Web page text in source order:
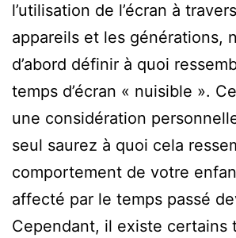
l’utilisation de l’écran à
appareils et les générations,
d’abord définir à quoi
temps d’écran « nuisible ».
une considération
seul saurez à quoi cela
comportement de votre
affecté par le temps passé
Cependant, il existe certains